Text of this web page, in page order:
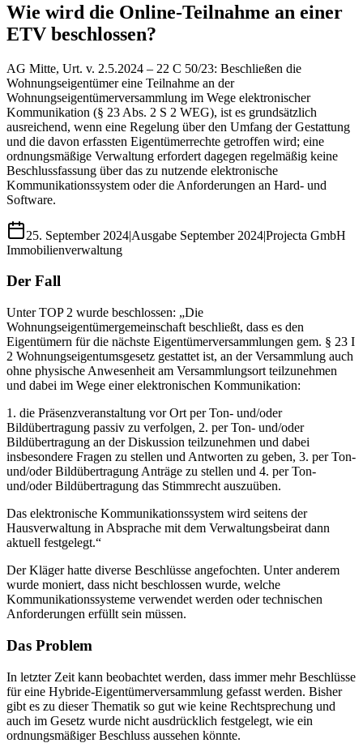
Wie wird die Online-Teilnahme an einer
ETV beschlossen?
AG Mitte, Urt. v. 2.5.2024 – 22 C 50/23: Beschließen die
Wohnungseigentümer eine Teilnahme an der
Wohnungseigentümerversammlung im Wege elektronischer
Kommunikation (§ 23 Abs. 2 S 2 WEG), ist es grundsätzlich
ausreichend, wenn eine Regelung über den Umfang der Gestattung
und die davon erfassten Eigentümerrechte getroffen wird; eine
ordnungsmäßige Verwaltung erfordert dagegen regelmäßig keine
Beschlussfassung über das zu nutzende elektronische
Kommunikationssystem oder die Anforderungen an Hard- und
Software.
25. September 2024|Ausgabe September 2024|Projecta GmbH
Immobilienverwaltung
Der Fall
Unter TOP 2 wurde beschlossen: „Die
Wohnungseigentümergemeinschaft beschließt, dass es den
Eigentümern für die nächste Eigentümerversammlungen gem. § 23 I
2 Wohnungseigentumsgesetz gestattet ist, an der Versammlung auch
ohne physische Anwesenheit am Versammlungsort teilzunehmen
und dabei im Wege einer elektronischen Kommunikation:
1. die Präsenzveranstaltung vor Ort per Ton- und/oder
Bildübertragung passiv zu verfolgen, 2. per Ton- und/oder
Bildübertragung an der Diskussion teilzunehmen und dabei
insbesondere Fragen zu stellen und Antworten zu geben, 3. per Ton-
und/oder Bildübertragung Anträge zu stellen und 4. per Ton-
und/oder Bildübertragung das Stimmrecht auszuüben.
Das elektronische Kommunikationssystem wird seitens der
Hausverwaltung in Absprache mit dem Verwaltungsbeirat dann
aktuell festgelegt.“
Der Kläger hatte diverse Beschlüsse angefochten. Unter anderem
wurde moniert, dass nicht beschlossen wurde, welche
Kommunikationssysteme verwendet werden oder technischen
Anforderungen erfüllt sein müssen.
Das Problem
In letzter Zeit kann beobachtet werden, dass immer mehr Beschlüsse
für eine Hybride-Eigentümerversammlung gefasst werden. Bisher
gibt es zu dieser Thematik so gut wie keine Rechtsprechung und
auch im Gesetz wurde nicht ausdrücklich festgelegt, wie ein
ordnungsmäßiger Beschluss aussehen könnte.